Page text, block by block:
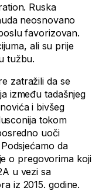
Ruska
neosnovano
favorizovan.
ali su prije
tužbu.
zatražili da se
između tadašnjeg
i bivšeg
tokom
uoči
da
o pregovorima koji
u vezi sa
iz 2015. godine.